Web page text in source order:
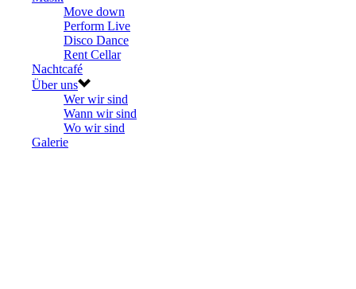
Move down
Perform Live
Disco Dance
Rent Cellar
Nachtcafé
Über uns
Wer wir sind
Wann wir sind
Wo wir sind
Galerie